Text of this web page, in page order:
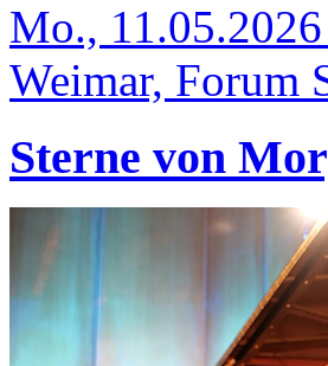
Mo.,
Weimar, Forum
Sterne von